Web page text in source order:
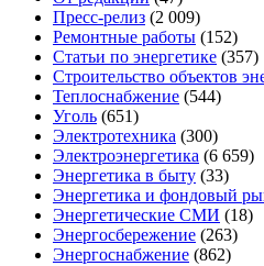
Пресс-релиз (2 009)
Ремонтные работы (152)
Статьи по энергетике (357)
Строительство объектов
Теплоснабжение (544)
Уголь (651)
Электротехника (300)
Электроэнергетика (6 659)
Энергетика в быту (33)
Энергетика и фондовый
Энергетические СМИ (18)
Энергосбережение (263)
Энергоснабжение (862)